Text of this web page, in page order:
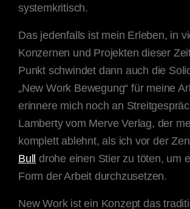
systemkritisch.
Das jedenfalls ist mein Erleben, in
Konzernen und Projekten dieser
Punkt schwindet dann auch die
„New Work Bewegung“ für meine
erinnere mich noch an
Lamberty vom Merve Verlag, der
komplett ablehnt, als ich vor der
Bull
drohe einen Stier zu töten, um
Form der Arbeit durchzusetzen.
New Work ist ein Konzept das